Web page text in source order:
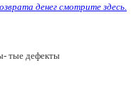
денег смотрите здесь.
тые дефекты